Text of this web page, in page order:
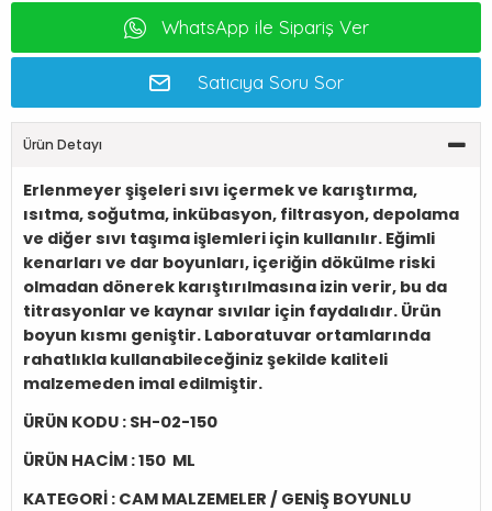
WhatsApp ile Sipariş Ver
Satıcıya Soru Sor
Ürün Detayı
Erlenmeyer şişeleri sıvı içermek ve karıştırma,
ısıtma, soğutma, inkübasyon, filtrasyon, depolama
ve diğer sıvı taşıma işlemleri için kullanılır. Eğimli
kenarları ve dar boyunları, içeriğin dökülme riski
olmadan dönerek karıştırılmasına izin verir, bu da
titrasyonlar ve kaynar sıvılar için faydalıdır. Ürün
boyun kısmı geniştir. Laboratuvar ortamlarında
rahatlıkla kullanabileceğiniz şekilde kaliteli
malzemeden imal edilmiştir.
ÜRÜN KODU : SH-02-150
ÜRÜN HACİM :150 ML
KATEGORİ : CAM MALZEMELER / GENİŞ BOYUNLU